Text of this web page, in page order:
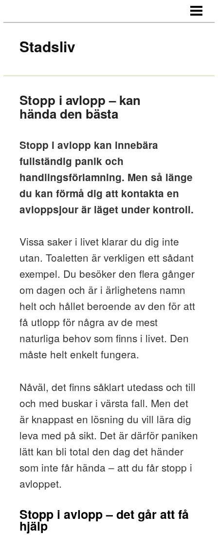
KONTAKT
Stadsliv
Stopp i avlopp – kan
hända den bästa
Stopp i avlopp kan innebära
fullständig panik och
handlingsförlamning. Men så länge
du kan förmå dig att kontakta en
avloppsjour är läget under kontroll.
Vissa saker i livet klarar du dig inte
utan. Toaletten är verkligen ett sådant
exempel. Du besöker den flera gånger
om dagen och är i ärlighetens namn
helt och hållet beroende av den för att
få utlopp för några av de mest
naturliga behov som finns i livet. Den
måste helt enkelt fungera.
Nåväl, det finns såklart utedass och till
och med buskar i värsta fall. Men det
är knappast en lösning du vill lära dig
leva med på sikt. Det är därför paniken
lätt kan bli total den dag det händer
som inte får hända – att du får stopp i
avloppet.
Stopp i avlopp – det går att få
hjälp